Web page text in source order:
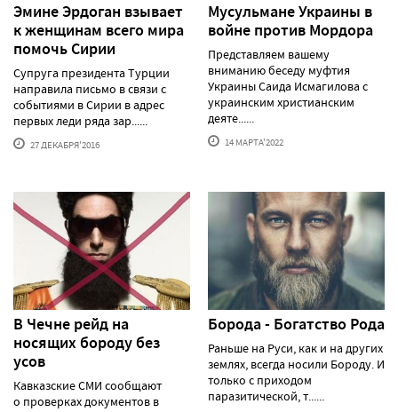
Эмине Эрдоган взывает
к женщинам всего мира
помочь Сирии
Супруга президента Турции
направила письмо в связи с
событиями в Сирии в адрес
первых леди ряда зар......
27 ДЕКАБРЯ'2016
Мусульмане Украины в
войне против Мордора
Представляем вашему
вниманию беседу муфтия
Украины Саида Исмагилова с
украинским христианским
деяте......
14 МАРТА'2022
В Чечне рейд на
носящих бороду без
усов
Кавказские СМИ сообщают
о проверках документов в
Борода - Богатство Рода
Раньше на Руси, как и на других
землях, всегда носили Бороду. И
только с приходом
паразитической, т......